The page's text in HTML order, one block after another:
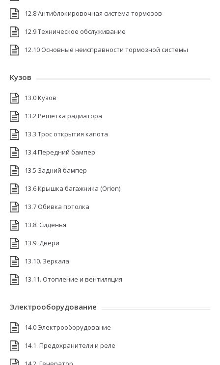
12.8 Антиблокировочная система тормозов
12.9 Техническое обслуживание
12.10 Основные неисправности тормозной системы
Кузов
13.0 Кузов
13.2 Решетка радиатора
13.3 Трос открытия капота
13.4 Передний бампер
13.5 Задний бампер
13.6 Крышка багажника (Orion)
13.7 Обивка потолка
13.8. Сиденья
13.9. Двери
13.10. Зеркала
13.11. Отопление и вентиляция
Электрооборудование
14.0 Электрооборудование
14.1. Предохранители и реле